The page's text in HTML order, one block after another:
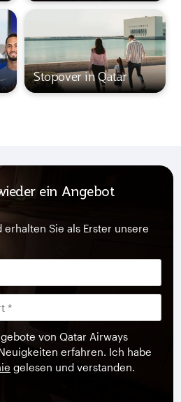
Stopover in Qatar
ein Angebot
Sie als Erster unsere
von Qatar Airways
erfahren. Ich habe
gelesen und verstanden.